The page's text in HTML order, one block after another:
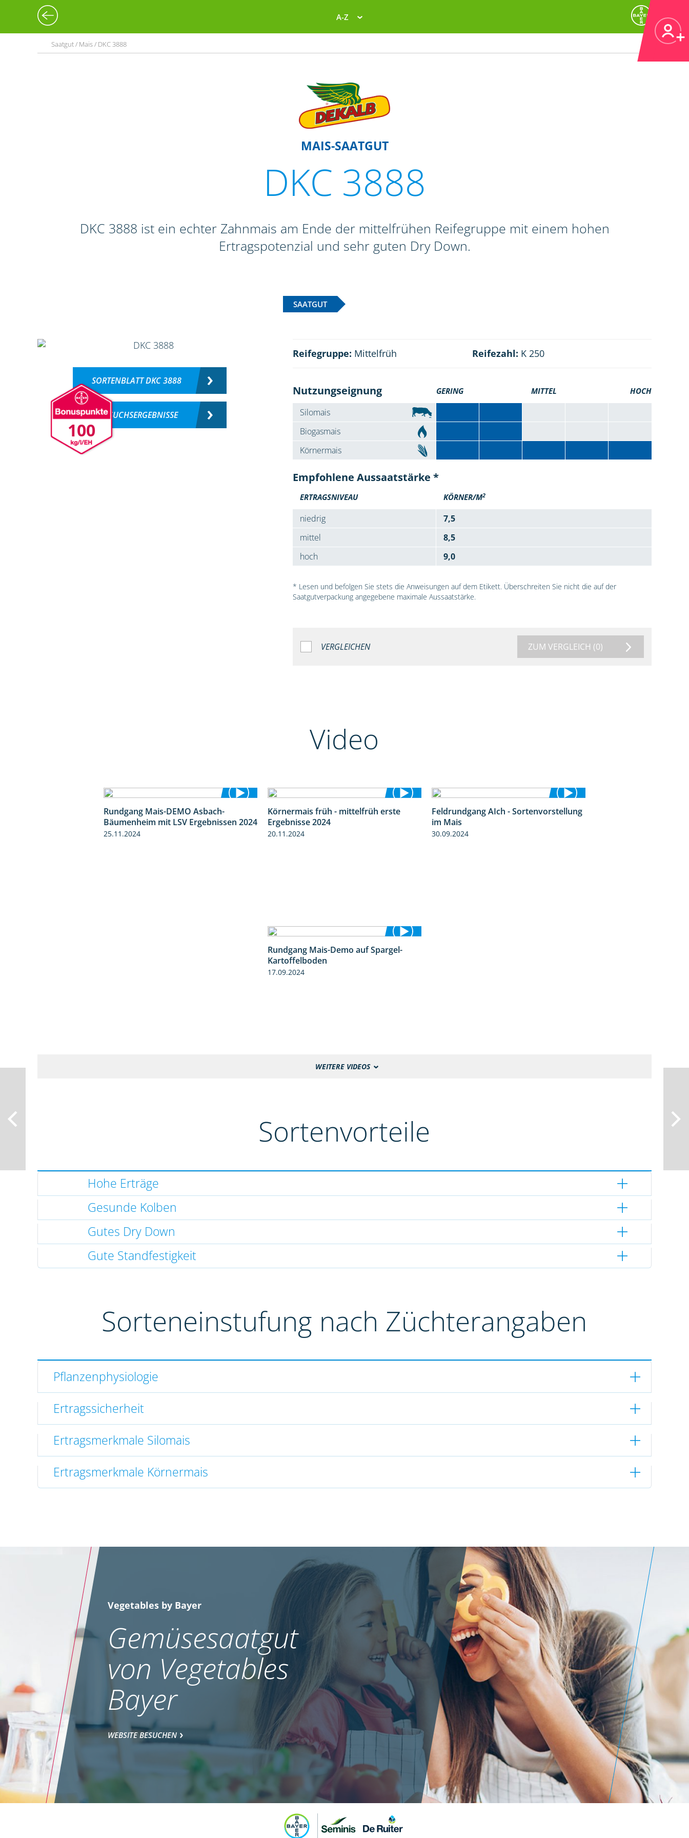
A-Z
Saatgut / Mais / DKC 3888
MAIS-SAATGUT
DKC 3888
DKC 3888 ist ein echter Zahnmais am Ende der mittelfrühen Reifegruppe mit einem hohen
Ertragspotenzial und sehr guten Dry Down.
SAATGUT
100
SORTENBLATT DKC 3888
VERSUCHSERGEBNISSE
Reifegruppe: Mittelfrüh Reifezahl: K 250
Nutzungseignung GERING MITTEL HOCH
Silomais
Biogasmais
Körnermais
Empfohlene Aussaatstärke *
ERTRAGSNIVEAU KÖRNER/M2
niedrig
7,5
mittel
8,5
hoch
9,0
* Lesen und befolgen Sie stets die Anweisungen auf dem Etikett. Überschreiten Sie nicht die auf der
Saatgutverpackung angegebene maximale Aussaatstärke.
VERGLEICHEN ZUM VERGLEICH (0)
Video
Rundgang Mais-DEMO Asbach-
Bäumenheim mit LSV Ergebnissen 2024
25.11.2024
4:29
Körnermais früh - mittelfrüh erste
Ergebnisse 2024
20.11.2024
11:24
Feldrundgang AIch - Sortenvorstellung
im Mais
30.09.2024
9:53
Rundgang Mais-Demo auf Spargel-
Kartoffelboden
17.09.2024
WEITERE VIDEOS
Sortenvorteile
Hohe Erträge
Gesunde Kolben
Gutes Dry Down
Gute Standfestigkeit
Sorteneinstufung nach Züchterangaben
Pflanzenphysiologie
Ertragssicherheit
Ertragsmerkmale Silomais
Ertragsmerkmale Körnermais
Vegetables by Bayer
Gemüsesaatgut
von Vegetables
Bayer
WEBSITE BESUCHEN